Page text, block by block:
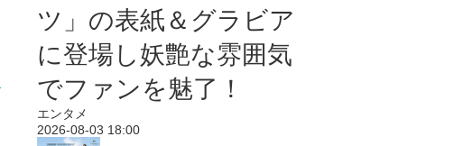
ツ」の表紙＆グラビア
に登場し妖艶な雰囲気
でファンを魅了！
エンタメ
2026-08-03 18:00